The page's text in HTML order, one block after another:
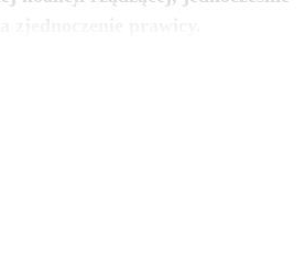
zobacz więcej